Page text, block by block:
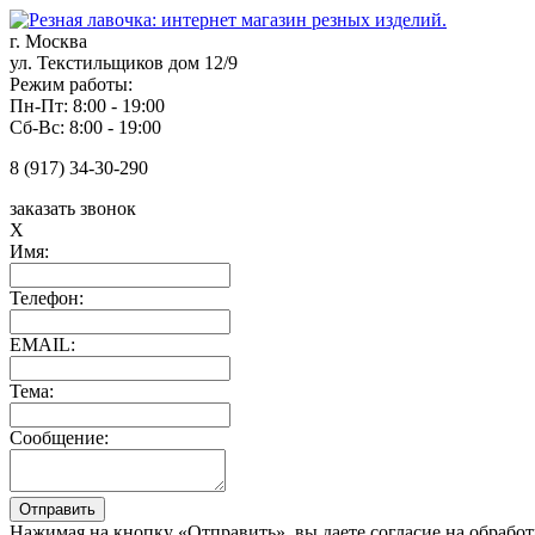
г. Москва
ул. Текстильщиков дом 12/9
Режим работы:
Пн-Пт: 8:00 - 19:00
Сб-Вс: 8:00 - 19:00
8 (917) 34-30-290
заказать звонок
X
Имя:
Телефон:
EMAIL:
Тема:
Сообщение: